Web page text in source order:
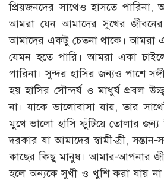
প্রিয়জনদের সাথেও হাসতে পারিনা,
আমরা যেন আমাদের সুখের
আমাদের একটু চেতনা থাকে। আমরা
যেমন হতে পারি। আমরা একা
পারিনা। সুন্দর হাসির জন্যও পাশে
হয় হাসির সৌন্দর্য ও মাধুর্য প্রবল
না। যাকে ভালোবাসা যায়, তার
মুখে ভালো হাসি ফুঁটিয়ে তোলার জন্য
দরকার যা আমাদের স্বামী-স্রী,
কাছের কিছু মানুষ। আমার-আপনার
হলে অন্যকে সুখী ও খুশি করা যায়